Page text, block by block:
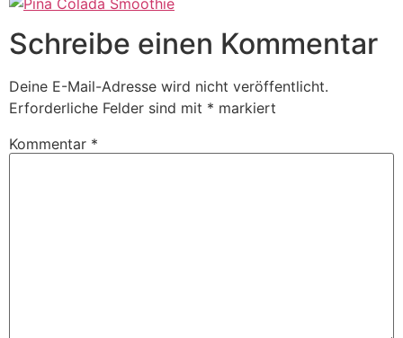
Schreibe einen Kommentar
Deine E-Mail-Adresse wird nicht veröffentlicht.
Erforderliche Felder sind mit * markiert
Kommentar *